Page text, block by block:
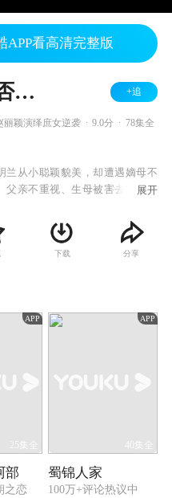
APP看高清完整版
知否知否应是绿肥红瘦 TV版 +追
丽颖演绎庶女逆袭 9.0分 78集全
兰从小聪颖貌美，却遭遇嫡母不
父亲不重视、生母被害去世的困
之下依然自立自强，终历尽艰难
一过程中，盛明兰结识了宁远侯
。顾廷烨帮过盛明兰，也刻薄地
被立为太子，顾廷烨拿着勤王诏
展开
下载 分享
APP
25集全
部
之恋
APP
40集全
蜀锦人家
100万+评论热议中